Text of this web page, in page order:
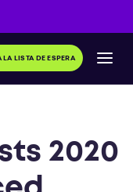
LA LISTA DE ESPERA
2020